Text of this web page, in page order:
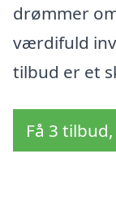
drømmer
værdifuld
tilbud er et
Få 3